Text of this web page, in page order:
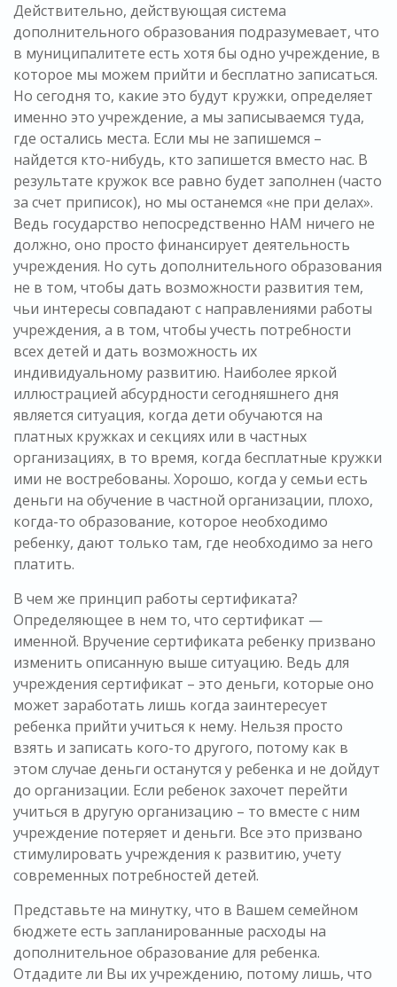
Действительно, действующая система
дополнительного образования подразумевает, что
в муниципалитете есть хотя бы одно учреждение, в
которое мы можем прийти и бесплатно записаться.
Но сегодня то, какие это будут кружки, определяет
именно это учреждение, а мы записываемся туда,
где остались места. Если мы не запишемся –
найдется кто-нибудь, кто запишется вместо нас. В
результате кружок все равно будет заполнен (часто
за счет приписок), но мы останемся «не при делах».
Ведь государство непосредственно НАМ ничего не
должно, оно просто финансирует деятельность
учреждения. Но суть дополнительного образования
не в том, чтобы дать возможности развития тем,
чьи интересы совпадают с направлениями работы
учреждения, а в том, чтобы учесть потребности
всех детей и дать возможность их
индивидуальному развитию. Наиболее яркой
иллюстрацией абсурдности сегодняшнего дня
является ситуация, когда дети обучаются на
платных кружках и секциях или в частных
организациях, в то время, когда бесплатные кружки
ими не востребованы. Хорошо, когда у семьи есть
деньги на обучение в частной организации, плохо,
когда-то образование, которое необходимо
ребенку, дают только там, где необходимо за него
платить.
В чем же принцип работы сертификата?
Определяющее в нем то, что сертификат —
именной. Вручение сертификата ребенку призвано
изменить описанную выше ситуацию. Ведь для
учреждения сертификат – это деньги, которые оно
может заработать лишь когда заинтересует
ребенка прийти учиться к нему. Нельзя просто
взять и записать кого-то другого, потому как в
этом случае деньги останутся у ребенка и не дойдут
до организации. Если ребенок захочет перейти
учиться в другую организацию – то вместе с ним
учреждение потеряет и деньги. Все это призвано
стимулировать учреждения к развитию, учету
современных потребностей детей.
Представьте на минутку, что в Вашем семейном
бюджете есть запланированные расходы на
дополнительное образование для ребенка.
Отдадите ли Вы их учреждению, потому лишь, что